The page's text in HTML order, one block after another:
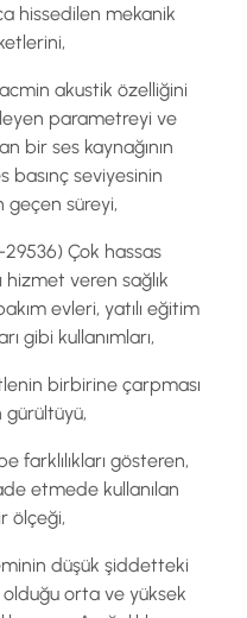
hissedilen mekanik
akustik özelliğini
parametreyi ve
bir ses kaynağının
basınç seviyesinin
geçen süreyi,
29536) Çok hassas
hizmet veren sağlık
evleri, yatılı eğitim
gibi kullanımları,
birbirine çarpması
gürültüyü,
farklılıkları gösteren,
etmede kullanılan
ölçeği,
düşük şiddetteki
olduğu orta ve yüksek